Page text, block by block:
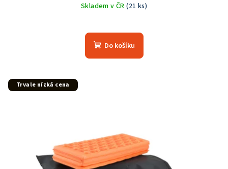
Skladem v ČR(21 ks)
Do košíku
Trvale nízká cena